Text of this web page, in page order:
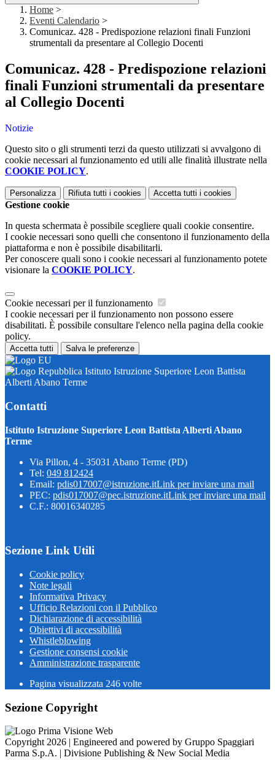
Home >
Eventi Calendario >
Comunicaz. 428 - Predispozione relazioni finali Funzioni
strumentali da presentare al Collegio Docenti
Comunicaz. 428 - Predispozione relazioni
finali Funzioni strumentali da presentare
al Collegio Docenti
Notizie
Questo sito o gli strumenti terzi da questo utilizzati si avvalgono di
cookie necessari al funzionamento ed utili alle finalità illustrate nella
COOKIE POLICY.
Personalizza Rifiuta tutti i cookies Accetta tutti i cookies
Gestione cookie
In questa schermata è possibile scegliere quali cookie consentire.
I cookie necessari sono quelli che consentono il funzionamento della
piattaforma e non è possibile disabilitarli.
Per conoscere quali sono i cookie necessari al funzionamento potete
visionare la COOKIE POLICY.
Cookie necessari per il funzionamento
I cookie necessari per il funzionamento non possono essere
disabilitati. È possibile consultare l'elenco nella pagina della cookie
policy.
Accetta tutti Salva le preferenze
Istituto Istruzione Superiore Leon Battista
Alberti Abano Terme
Contatti
Istituto Istruzione Superiore Leon Battista Alberti Abano
Terme
Via Pillon, 4 - 35031 Abano Terme (PD)
Tel: 049 812424
Email: pdis017007@istruzione.itLink per inviare una mail
PEC: pdis017007@pec.istruzione.itLink per inviare una mail
C.F.: 80016340285
Sezione Link Utili
Cookie policy
Note legali
Informativa Privacy
Ufficio Relazioni con il Pubblico
Dichiarazione di accessibilità
Obiettivi di accessibilità
Whistleblowing
Gestione consensi cookie
Amministrazione trasparente
Pagina visualizzata 246 volte
Sezione Copyright
Copyright 2026 | Engineered and powered by Gruppo Spaggiari
Parma S.p.A. | Divisione Publishing & New Social Media